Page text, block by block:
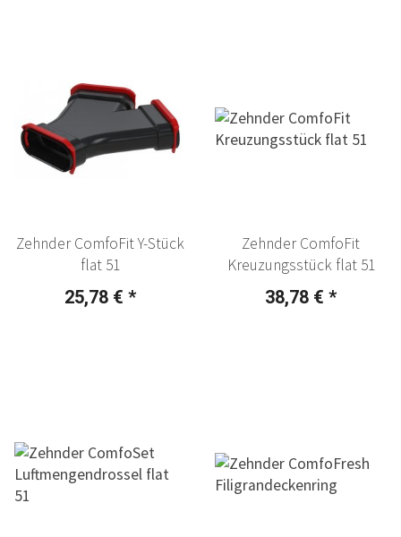
Zehnder ComfoFit Y-Stück
flat 51
25,78 € *
Zehnder ComfoFit
Kreuzungsstück flat 51
38,78 € *